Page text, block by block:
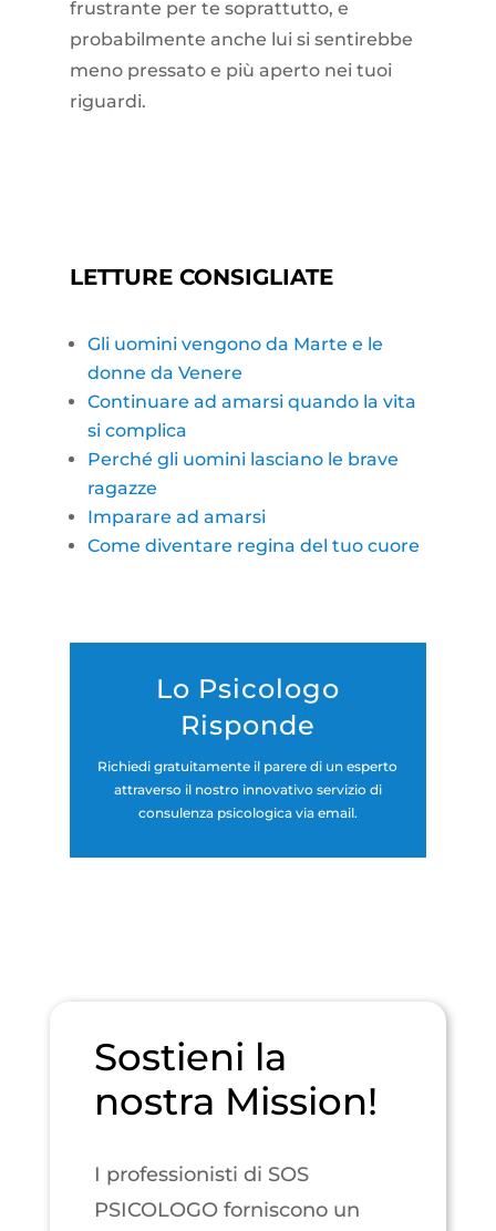
frustrante per te soprattutto, e
probabilmente anche lui si sentirebbe
meno pressato e più aperto nei tuoi
riguardi.
LETTURE CONSIGLIATE
Gli uomini vengono da Marte e le
donne da Venere
Continuare ad amarsi quando la vita
si complica
Perché gli uomini lasciano le brave
ragazze
Imparare ad amarsi
Come diventare regina del tuo cuore
Lo Psicologo
Risponde
Richiedi gratuitamente il parere di un esperto
attraverso il nostro innovativo servizio di
consulenza psicologica via email.
Sostieni la
nostra Mission!
I professionisti di SOS
PSICOLOGO forniscono un